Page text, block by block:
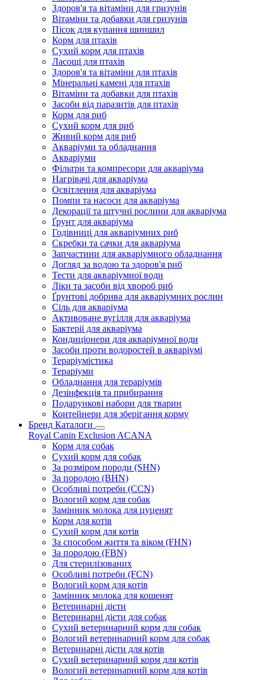
Здоров'я та вітаміни для гризунів
Вітаміни та добавки для гризунів
Пісок для купання шиншил
Корм для птахів
Сухий корм для птахів
Ласощі для птахів
Здоров'я та вітаміни для птахів
Мінеральні камені для птахів
Вітаміни та добавки для птахів
Засоби від паразитів для птахів
Корм для риб
Сухий корм для риб
Живий корм для риб
Акваріуми та обладнання
Акваріуми
Фільтри та компресори для акваріума
Нагрівачі для акваріума
Освітлення для акваріума
Помпи та насоси для акваріума
Декорації та штучні рослини для акваріума
Ґрунт для акваріума
Годівниці для акваріумних риб
Скребки та сачки для акваріума
Запчастини для акваріумного обладнання
Догляд за водою та здоров'я риб
Тести для акваріумної води
Ліки та засоби від хвороб риб
Ґрунтові добрива для акваріумних рослин
Сіль для акваріума
Активоване вугілля для акваріума
Бактерії для акваріума
Кондиціонери для акваріумної води
Засоби проти водоростей в акваріумі
Тераріумістика
Тераріуми
Обладнання для тераріумів
Дезінфекція та прибирання
Подарункові набори для тварин
Контейнери для зберігання корму
Бренд Каталоги
Royal Canin Exclusion ACANA
Корм для собак
Сухий корм для собак
За розміром породи (SHN)
За породою (BHN)
Особливі потреби (CCN)
Вологий корм для собак
Замінник молока для цуценят
Корм для котів
Сухий корм для котів
За способом життя та віком (FHN)
За породою (FBN)
Для стерилізованих
Особливі потреби (FCN)
Вологий корм для котів
Замінник молока для кошенят
Ветеринарні дієти
Ветеринарні дієти для собак
Сухий ветеринарний корм для собак
Вологий ветеринарний корм для собак
Ветеринарні дієти для котів
Сухий ветеринарний корм для котів
Вологий ветеринарний корм для котів